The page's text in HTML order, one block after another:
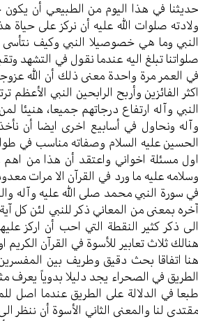
حديثنا في هذا اليوم من الطبيعي أن يكون
ولادته صلوات الله عليه أن نركز على
النبي وما هي خصوصيلا النبي وكيف نتأسى
صلواتنا تبلغ اليه عندما نقول في التشهد
في العمر مرة واحدة معنى ذلك أن الله
اكثر الفائزين وأربح الرابحين النبي
النبي وآله ارتفاع درجاتهم جميعا، هنيئا
وآله ونحاول في أسابيع اخرى ايضا أن
الحسين عليه السلام وصفاته مناسب في
اول مسئلة اخواني واعتقد أن هذا من اهم
وسلامه عليه ما ورد في القرآن الا مرات
في سورة النبي محمد صلى الله عليه وآله
آخره بمعنى من المعاني ذكر للنبي لئن كل
الى ذكر كثير النقطة التي احب أن اركز
هنالك ثلاث تعابير للأسوة في القرآن
هنا اتفاقا بحث دقيق وطريف بين
الطريق في الصحراء يجد دليلا بدوياً يعرف
طبعا في الدلالة على الطريق عندما اصل
مقتدى لنا والمعنى الثاني الأسوة أن ننظر